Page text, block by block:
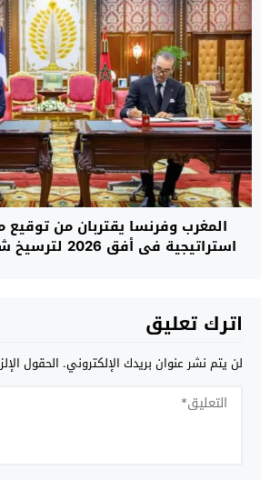
المغرب وفرنسا يقتربان من
استراتيجية في
اترك تعليق
لن يتم نشر عنوان بريدك الإلكتروني. الحقول